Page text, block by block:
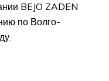
BEJO ZADEN
по Волго-